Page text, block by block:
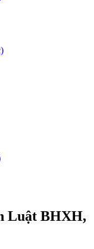
Luật BHXH,